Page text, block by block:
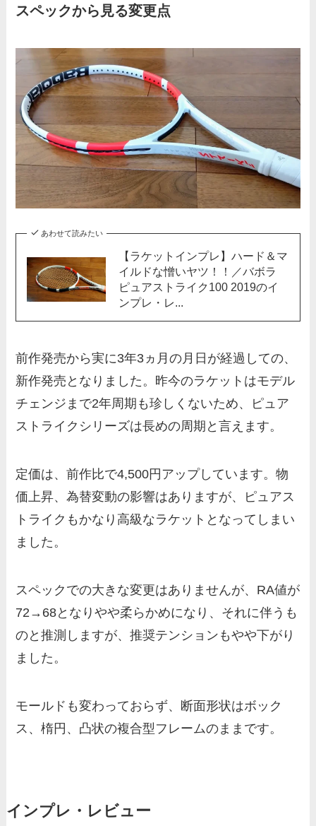
スペックから見る変更点
あわせて読みたい
【ラケットインプレ】ハード＆マ
イルドな憎いヤツ！！／バボラ
ピュアストライク100 2019のイ
ンプレ・レ...
前作発売から実に3年3ヵ月の月日が経過しての、
新作発売となりました。昨今のラケットはモデル
チェンジまで2年周期も珍しくないため、ピュア
ストライクシリーズは長めの周期と言えます。
定価は、前作比で4,500円アップしています。物
価上昇、為替変動の影響はありますが、ピュアス
トライクもかなり高級なラケットとなってしまい
ました。
スペックでの大きな変更はありませんが、RA値が
72→68となりやや柔らかめになり、それに伴うも
のと推測しますが、推奨テンションもやや下がり
ました。
モールドも変わっておらず、断面形状はボック
ス、楕円、凸状の複合型フレームのままです。
インプレ・レビュー